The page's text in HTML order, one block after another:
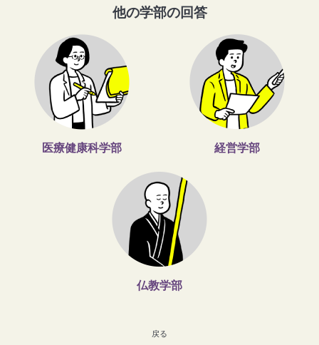
他の学部の回答
医療健康科学部 経営学部
仏教学部
戻る